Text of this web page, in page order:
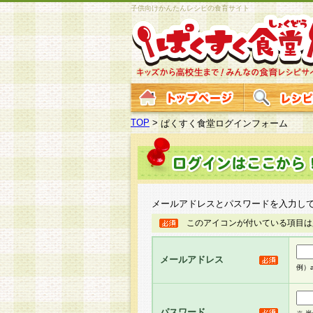
子供向けかんたんレシピの食育サイト
TOP >ぱくすく食堂ログインフォーム
メールアドレスとパスワードを入力し
このアイコンが付いている項目
メールアドレス
例）